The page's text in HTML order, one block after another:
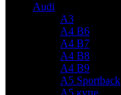
Audi
A3
A4 B6
A4 B7
A4 B8
A4 B9
A5 Sportback
A5 купе